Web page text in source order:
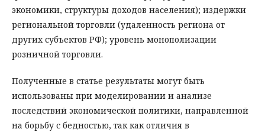
экономики, структуры доходов населения); издержки
региональной торговли (удаленность региона от
других субъектов РФ); уровень монополизации
розничной торговли.
Полученные в статье результаты могут быть
использованы при моделировании и анализе
последствий экономической политики, направленной
на борьбу с бедностью, так как отличия в